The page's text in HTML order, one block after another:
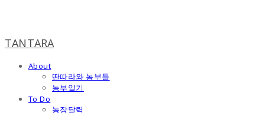
TANTARA
About
딴따라와 농부들
농부일기
To Do
농장달력